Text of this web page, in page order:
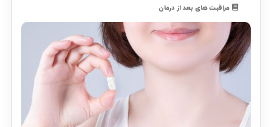
مراقبت های بعد از درمان